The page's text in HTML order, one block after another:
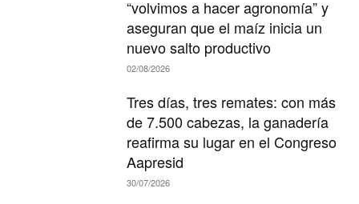
“volvimos a hacer agronomía” y
aseguran que el maíz inicia un
nuevo salto productivo
02/08/2026
Tres días, tres remates: con más
de 7.500 cabezas, la ganadería
reafirma su lugar en el Congreso
Aapresid
30/07/2026